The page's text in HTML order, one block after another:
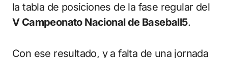
la tabla de posiciones de la fase regular del
V Campeonato Nacional de Baseball5.
Con ese resultado, y a falta de una jornada